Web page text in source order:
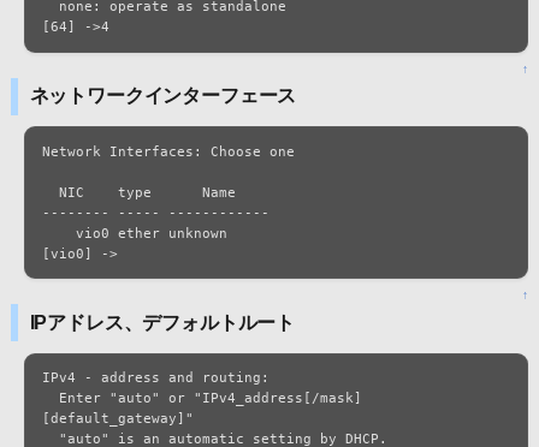
[64] ->4
↑
ネットワークインターフェース
Network Interfaces: Choose one
  NIC	 type	   Name
-------- ----- ------------
    vio0 ether unknown
[vio0] ->
↑
IPアドレス、デフォルトルート
IPv4 - address and routing:
[default_gateway]"